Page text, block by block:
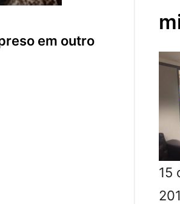
em outro
15